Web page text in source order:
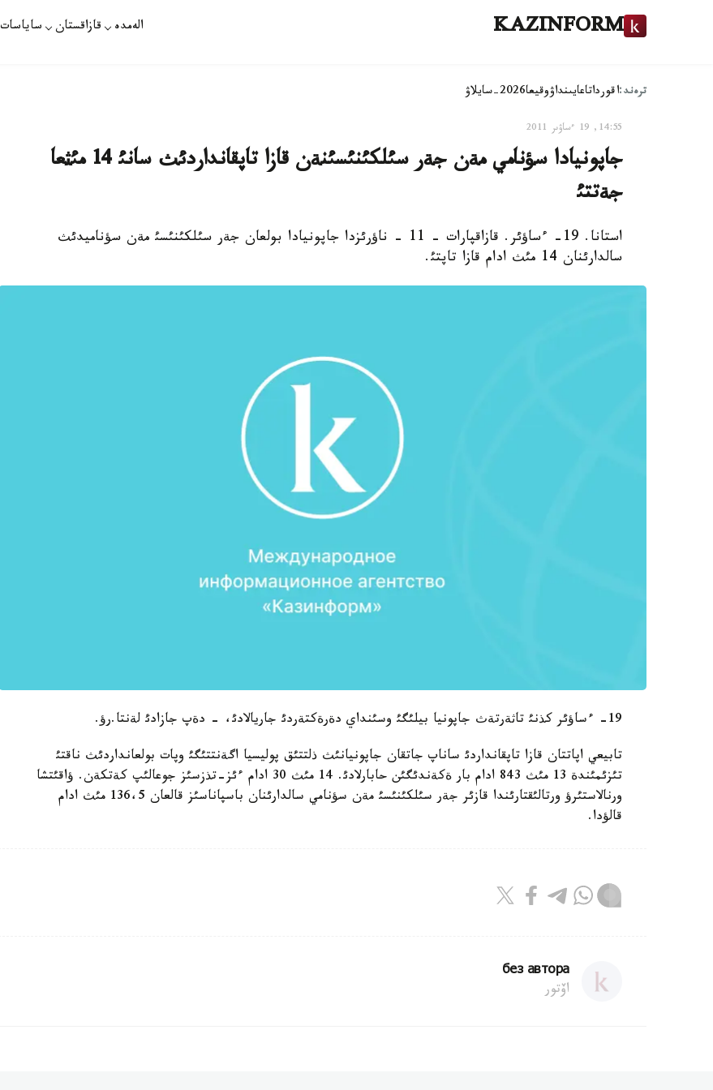
KAZINFORM الەمدە قازاقستان ساياسات
ترەند:اقورداتاعايىنداۋوقيعا2026-سايلاۋ
14:55, 19 ءساۋىر 2011
جاپونيادا سؤنامي مةن جةر سئلكئنئسئنةن قازا تاپقانداردئث سانئ 14 مئثعا
جةتتئ
استانا. 19- ءساؤئر. قازاقپارات - 11 - ناؤرئزدا جاپونيادا بولعان جةر سئلكئنئسئ مةن سؤناميدئث
سالدارئنان 14 مئث ادام قازا تاپتئ.
19- ءساؤئر كذنئ تاثةرتةث جاپونيا بيلئگئ وسئنداي دةرةكتةردئ جاريالادئ، - دةپ جازادئ لةنتا.رؤ.
تابيعي اپاتتان قازا تاپقانداردئ ساناپ جاتقان جاپونيانئث ذلتتئق پوليسيا اگةنتتئگئ وپات بولعانداردئث ناقتئ
تئزئمئندة 13 مئث 843 ادام بار ةكةندئگئن حابارلادئ. 14 مئث 30 ادام ءئز-تذزسئز جوعالئپ كةتكةن. ؤاقئتشا
ورنالاستئرؤ ورتالئقتارئندا قازئر جةر سئلكئنئسئ مةن سؤنامي سالدارئنان باسپاناسئز قالعان 136،5 مئث ادام
قالؤدا.
без автора
اۆتور